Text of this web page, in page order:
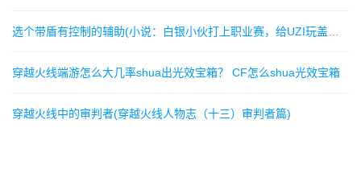
穿越火线端游怎么大几率shua出光效宝箱？ CF怎么shua光效宝箱
穿越火线中的审判者(穿越火线人物志（十三）审判者篇)